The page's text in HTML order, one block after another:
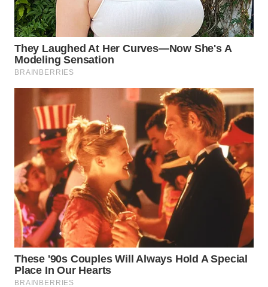
TANGERANG
WN
BINJAI
CIREBON
WN
INDRAMAYU
WN
KUNINGAN
WN
MAJALENGKA
WN
SUBANG